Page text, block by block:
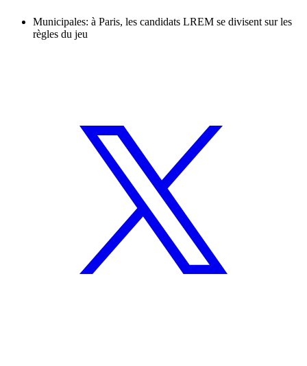
Municipales: à Paris, les candidats LREM se divisent sur les
règles du jeu